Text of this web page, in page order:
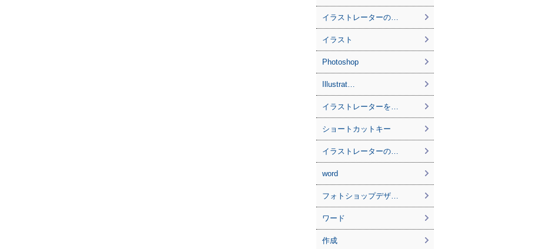
イラストレーターの…
イラスト
Photoshop
Illustrat…
イラストレーターを…
ショートカットキー
イラストレーターの…
word
フォトショップデザ…
ワード
作成